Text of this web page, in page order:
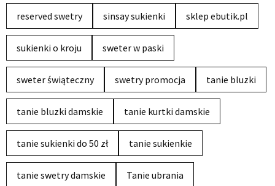
reserved swetry sinsay sukienki sklep ebutik.pl
sukienki o kroju sweter w paski
sweter świąteczny swetry promocja tanie bluzki
tanie bluzki damskie tanie kurtki damskie
tanie sukienki do 50 zł tanie sukienkie
tanie swetry damskie Tanie ubrania